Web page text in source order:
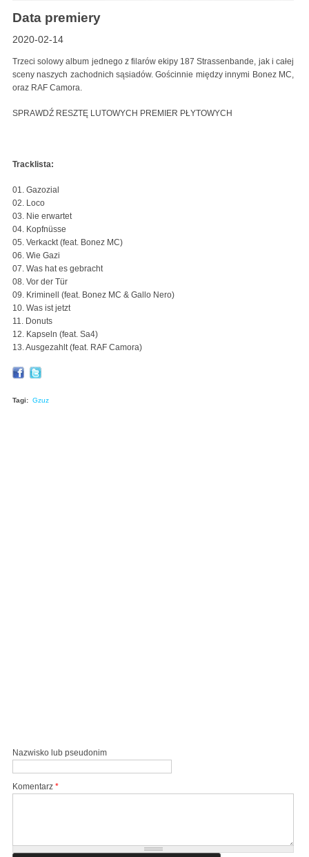
Data premiery
2020-02-14
Trzeci solowy album jednego z filarów ekipy 187 Strassenbande, jak i całej
sceny naszych zachodnich sąsiadów. Gościnnie między innymi Bonez MC,
oraz RAF Camora.
SPRAWDŹ RESZTĘ LUTOWYCH PREMIER PŁYTOWYCH
Tracklista:
01. Gazozial
02. Loco
03. Nie erwartet
04. Kopfnüsse
05. Verkackt (feat. Bonez MC)
06. Wie Gazi
07. Was hat es gebracht
08. Vor der Tür
09. Kriminell (feat. Bonez MC & Gallo Nero)
10. Was ist jetzt
11. Donuts
12. Kapseln (feat. Sa4)
13. Ausgezahlt (feat. RAF Camora)
Tagi: Gzuz
Nazwisko lub pseudonim
Komentarz *